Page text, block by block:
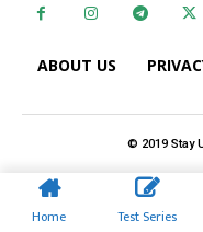
ABOUT US
© 2019 Stay
Home Test Series